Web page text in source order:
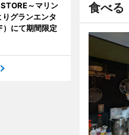
食べる
STORE～マリン
グランエンタ
）にて期間限定